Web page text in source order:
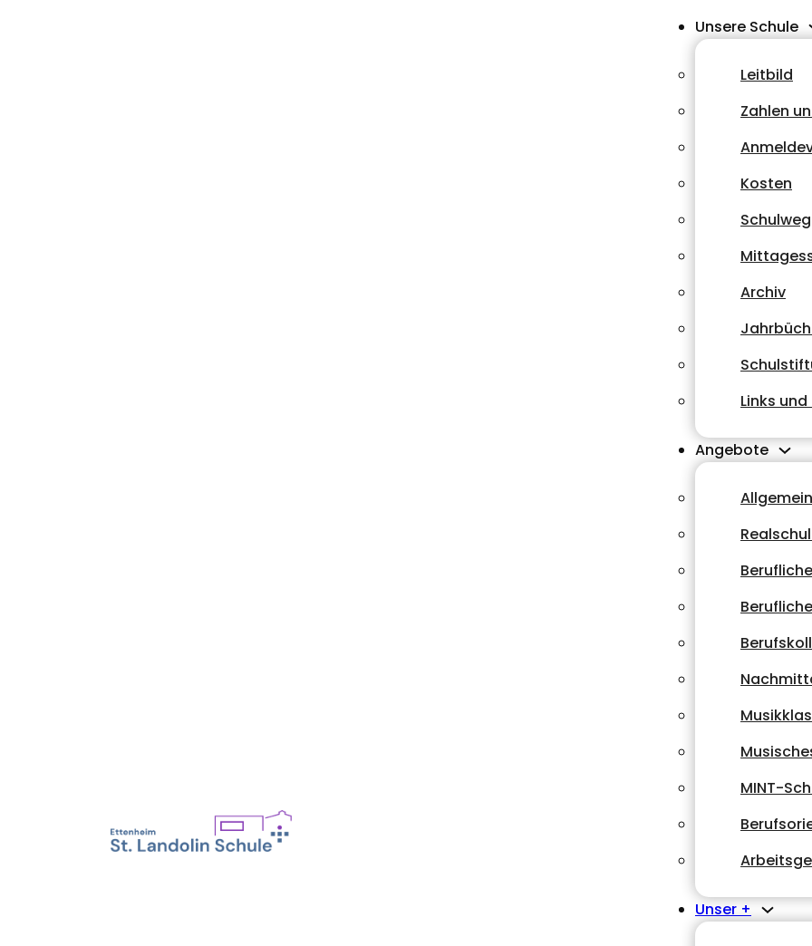
Unsere Schule
Leitbild
Zahlen
Kosten
Schulweg
Archiv
Links
Angebote
MINT-
Unser +